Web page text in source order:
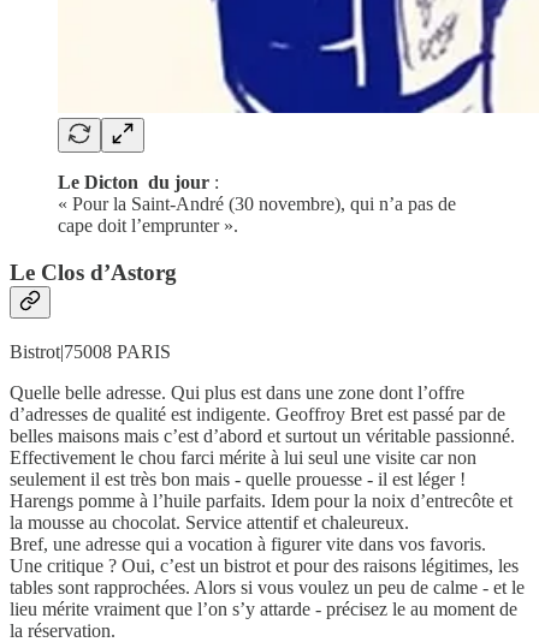
Le Dicton du jour :
« Pour la Saint-André (30 novembre), qui n’a pas de
cape doit l’emprunter ».
Le Clos d’Astorg
Bistrot|75008 PARIS
Quelle belle adresse. Qui plus est dans une zone dont l’offre
d’adresses de qualité est indigente. Geoffroy Bret est passé par de
belles maisons mais c’est d’abord et surtout un véritable passionné.
Effectivement le chou farci mérite à lui seul une visite car non
seulement il est très bon mais - quelle prouesse - il est léger !
Harengs pomme à l’huile parfaits. Idem pour la noix d’entrecôte et
la mousse au chocolat. Service attentif et chaleureux.
Bref, une adresse qui a vocation à figurer vite dans vos favoris.
Une critique ? Oui, c’est un bistrot et pour des raisons légitimes, les
tables sont rapprochées. Alors si vous voulez un peu de calme - et le
lieu mérite vraiment que l’on s’y attarde - précisez le au moment de
la réservation.